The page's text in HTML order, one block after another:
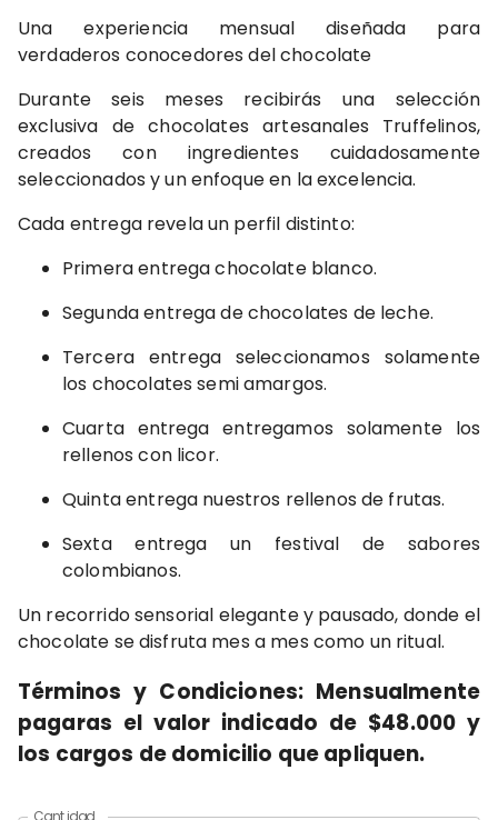
Una experiencia mensual diseñada para
verdaderos conocedores del chocolate
Durante seis meses recibirás una selección
exclusiva de chocolates artesanales Truffelinos,
creados con ingredientes cuidadosamente
seleccionados y un enfoque en la excelencia.
Cada entrega revela un perfil distinto:
Primera entrega chocolate blanco.
Segunda entrega de chocolates de leche.
Tercera entrega seleccionamos solamente
los chocolates semi amargos.
Cuarta entrega entregamos solamente los
rellenos con licor.
Quinta entrega nuestros rellenos de frutas.
Sexta entrega un festival de sabores
colombianos.
Un recorrido sensorial elegante y pausado, donde el
chocolate se disfruta mes a mes como un ritual.
Términos y Condiciones: Mensualmente
pagaras el valor indicado de $48.000 y
los cargos de domicilio que apliquen.